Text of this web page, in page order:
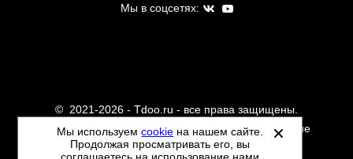
Мы в соцсетях:
© 2021-2026 - Tdoo.ru - все права защищены.
Данный сайт не является интернет магазином и не
является публичной офертой.
Мы используемcookie на нашем сайте.
Продолжая просматривать его, вы